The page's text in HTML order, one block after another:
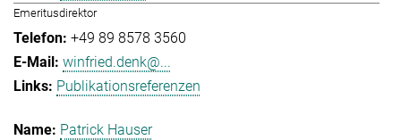
Emeritusdirektor
+49 89 8578 3560
winfried.denk@...
Publikationsreferenzen
Patrick Hauser